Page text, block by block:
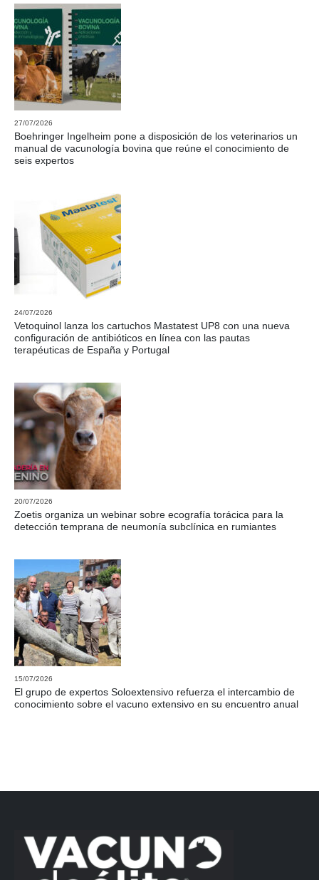
27/07/2026
Boehringer Ingelheim pone a disposición de los veterinarios un
manual de vacunología bovina que reúne el conocimiento de
seis expertos
24/07/2026
Vetoquinol lanza los cartuchos Mastatest UP8 con una nueva
configuración de antibióticos en línea con las pautas
terapéuticas de España y Portugal
20/07/2026
Zoetis organiza un webinar sobre ecografía torácica para la
detección temprana de neumonía subclínica en rumiantes
15/07/2026
El grupo de expertos Soloextensivo refuerza el intercambio de
conocimiento sobre el vacuno extensivo en su encuentro anual